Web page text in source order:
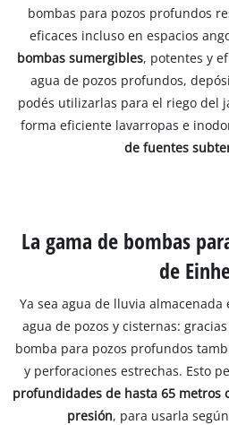
bombas para pozos profundos
eficaces incluso en espacios
bombas sumergibles, potentes y
agua de pozos profundos,
podés utilizarlas para el riego del
forma eficiente lavarropas e
de fuentes
La gama de bombas
de
Ya sea agua de lluvia
agua de pozos y cisternas:
bomba para pozos profundos
y perforaciones estrechas. Esto
profundidades de hasta 65 metros
presión, para usarla